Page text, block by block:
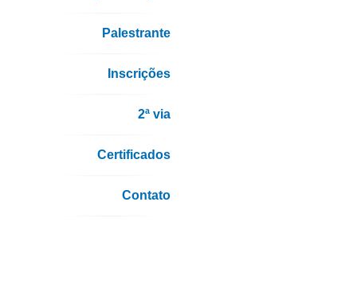
Palestrante
Inscrições
2ª via
Certificados
Contato